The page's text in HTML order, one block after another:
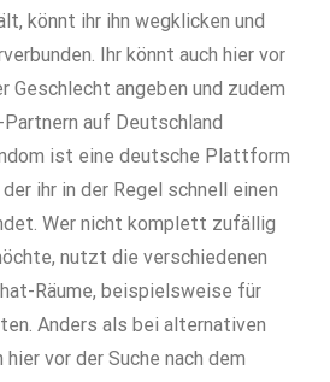
könnt ihr ihn wegklicken und
Ihr könnt auch hier vor
Geschlecht angeben und zudem
auf Deutschland
ist eine deutsche Plattform
ihr in der Regel schnell einen
Wer nicht komplett zufällig
nutzt die verschiedenen
Räume, beispielsweise für
Anders als bei alternativen
vor der Suche nach dem